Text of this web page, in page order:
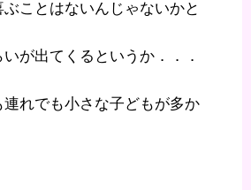
ぶことはないんじゃないかと
が出てくるというか．．．
れでも小さな子どもが多か